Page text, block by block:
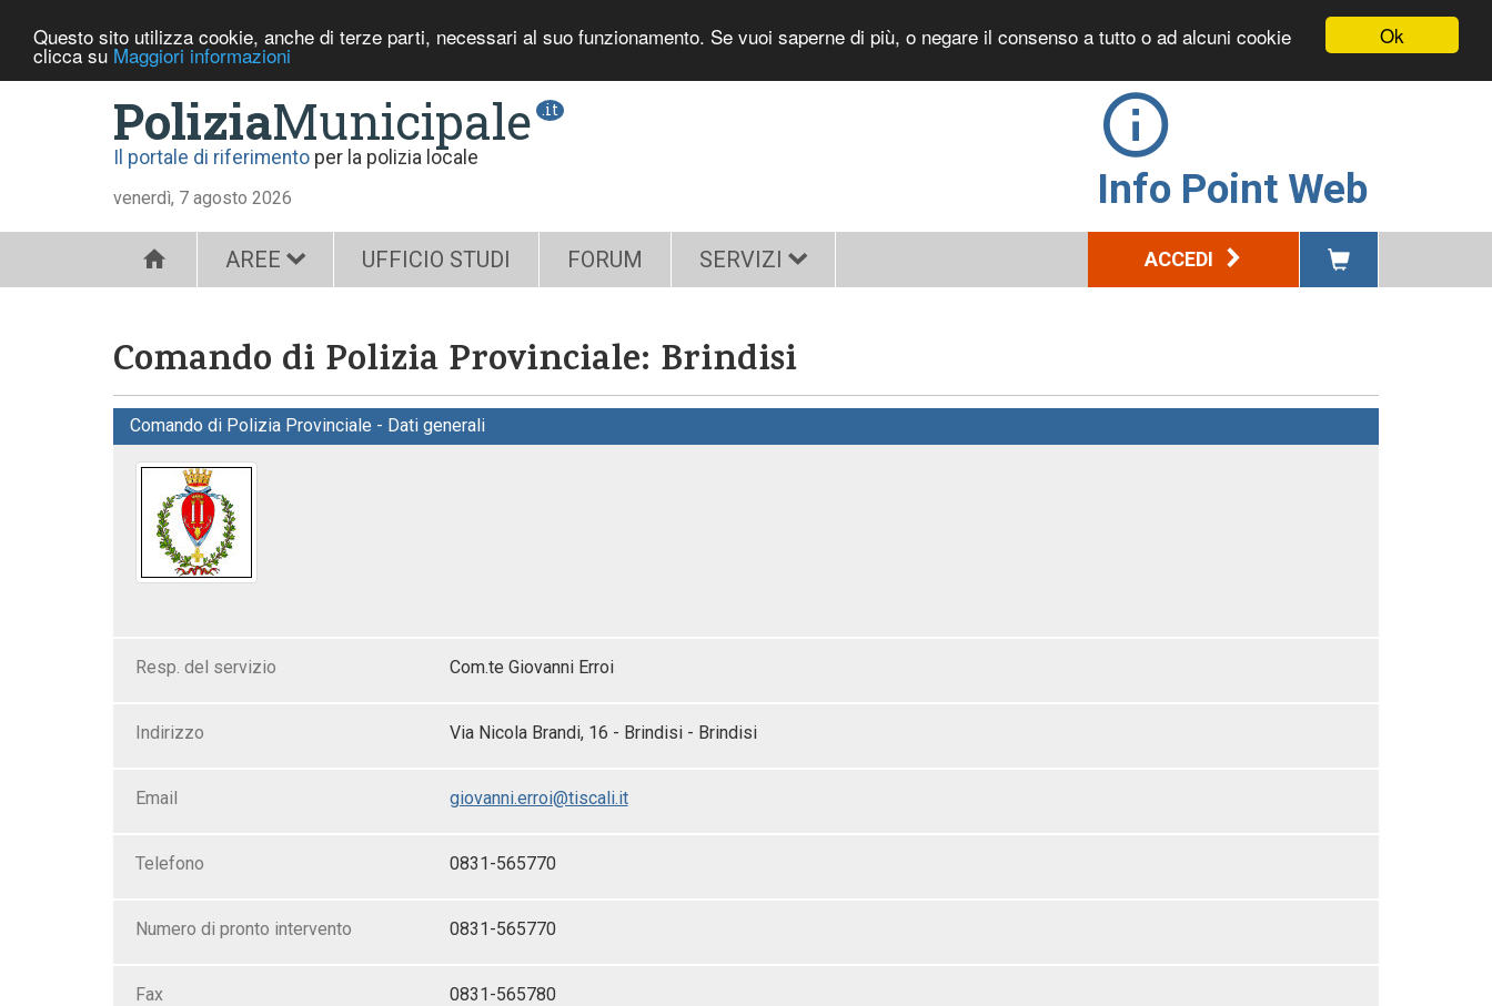
Ok
Questo sito utilizza cookie, anche di terze parti, necessari al suo funzionamento. Se vuoi saperne di più, o negare il consenso a tutto o ad alcuni cookie
clicca su Maggiori informazioni
PoliziaMunicipale .it
Il portale di riferimento per la polizia locale
venerdì, 7 agosto 2026 Info Point Web
AREE UFFICIO STUDI FORUM SERVIZI ACCEDI
Comando di Polizia Provinciale: Brindisi
Comando di Polizia Provinciale - Dati generali
Resp. del servizio Com.te Giovanni Erroi
Indirizzo Via Nicola Brandi, 16 - Brindisi - Brindisi
Email giovanni.erroi@tiscali.it
Telefono 0831-565770
Numero di pronto intervento 0831-565770
Fax 0831-565780